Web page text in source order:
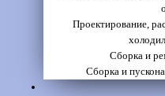
Проектирование,
Сборка и
Сборка и